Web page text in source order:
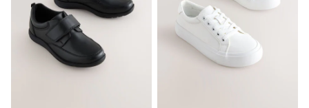
Lipsy Girl
Boden
Joules
Little Bird by Jools Oliver
Baker by Ted Baker
Occasionwear